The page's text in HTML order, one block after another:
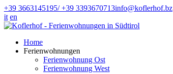
+39 3663145195/ +39 3393670713info@koflerhof.bz
it en
Home
Ferienwohnungen
Ferienwohnung Ost
Ferienwohnung West